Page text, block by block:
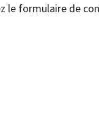
le formulaire de